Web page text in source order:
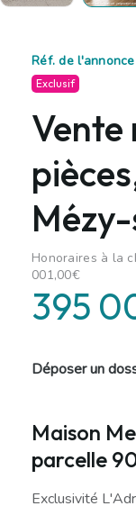
Réf. de
Exclusif
Vente
Honoraires à la
001,00€
395
Déposer un
Maison
parcelle
Exclusivité